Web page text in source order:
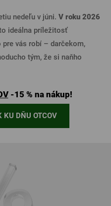
nedeľu v júni. V roku 2026
ideálna príležitosť
vás robí – darčekom,
tým, že si naňho
-15 % na nákup!
KU DŇU OTCOV